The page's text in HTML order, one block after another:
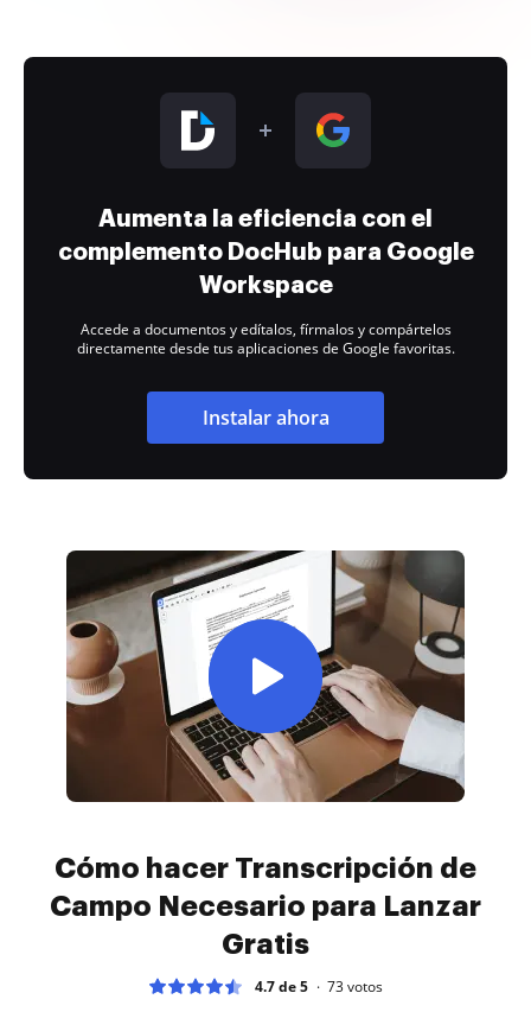
Aumenta la eficiencia con el
complemento DocHub para Google
Workspace
Accede a documentos y edítalos, fírmalos y compártelos
directamente desde tus aplicaciones de Google favoritas.
Instalar ahora
Cómo hacer Transcripción de
Campo Necesario para Lanzar
Gratis
4.7 de 5 73votos